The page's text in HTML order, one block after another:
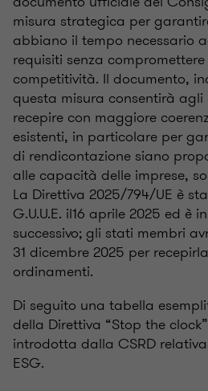
misura strategica per
abbiano il tempo necessario
requisiti senza
competitività. Il documento,
questa misura consentirà
recepire con maggiore
esistenti, in particolare per
di rendicontazione siano
alle capacità delle imprese,
La Direttiva 2025/794/UE è
G.U.U.E. il16 aprile 2025 ed è
successivo; gli stati membri
31 dicembre 2025 per
ordinamenti.
Di seguito una tabella
della Direttiva “Stop the
introdotta dalla CSRD
ESG.